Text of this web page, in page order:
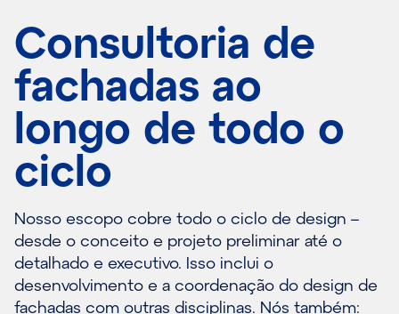
Consultoria de
fachadas ao
longo de todo o
ciclo
Nosso escopo cobre todo o ciclo de design –
desde o conceito e projeto preliminar até o
detalhado e executivo. Isso inclui o
desenvolvimento e a coordenação do design de
fachadas com outras disciplinas. Nós também: